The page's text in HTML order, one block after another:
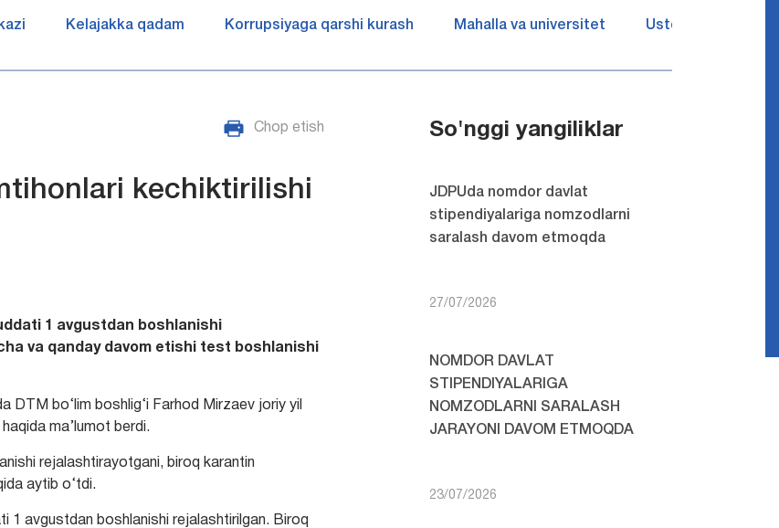
Kelajakka qadam Korrupsiyaga qarshi kurash Mahalla va universitet Ustozlar suhbatin
Chop etish
kechiktirilishi
1 avgustdan boshlanishi
va qanday davom etishi test boshlanishi
DTM bo‘lim boshlig‘i Farhod Mirzaev joriy yil
ma’lumot berdi.
rejalashtirayotgani, biroq karantin
aytib o‘tdi.
1 avgustdan boshlanishi rejalashtirilgan. Biroq
So'nggi yangiliklar
JDPUda nomdor davlat
stipendiyalariga nomzodlarni
saralash davom etmoqda
27/07/2026
NOMDOR DAVLAT
STIPENDIYALARIGA
NOMZODLARNI SARALASH
JARAYONI DAVOM ETMOQDA
23/07/2026